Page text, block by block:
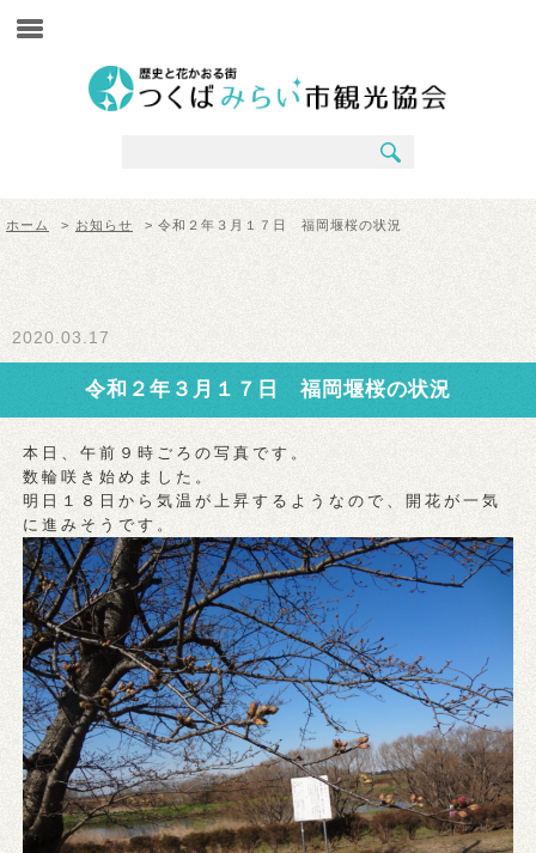
ホーム > お知らせ > 令和２年３月１７日 福岡堰桜の状況
2020.03.17
令和２年３月１７日 福岡堰桜の状況
本日、午前９時ごろの写真です。
数輪咲き始めました。
明日１８日から気温が上昇するようなので、開花が一気
に進みそうです。